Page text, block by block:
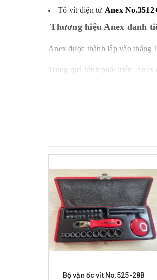
Tô vít điện tử Anex
Thương hiệu Anex danh
Anex được thành lập vào tháng
Trong quá trình phát triển, Anex
Mua sản phẩm Tô vít
lượng cao. Được nhập khẩu từ
Hotline 0912629188/
Bộ vặn ốc vít No.525-28B